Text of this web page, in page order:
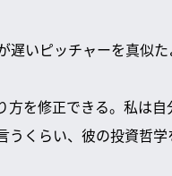
遅いピッチャーを真似
方を修正できる。私は自
うくらい、彼の投資哲